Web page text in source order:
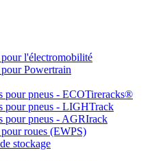
l'électromobilité
Powertrain
pour pneus - ECOTireracks®
pour pneus - LIGHTrack
pour pneus - AGRIrack
roues (EWPS)
stockage